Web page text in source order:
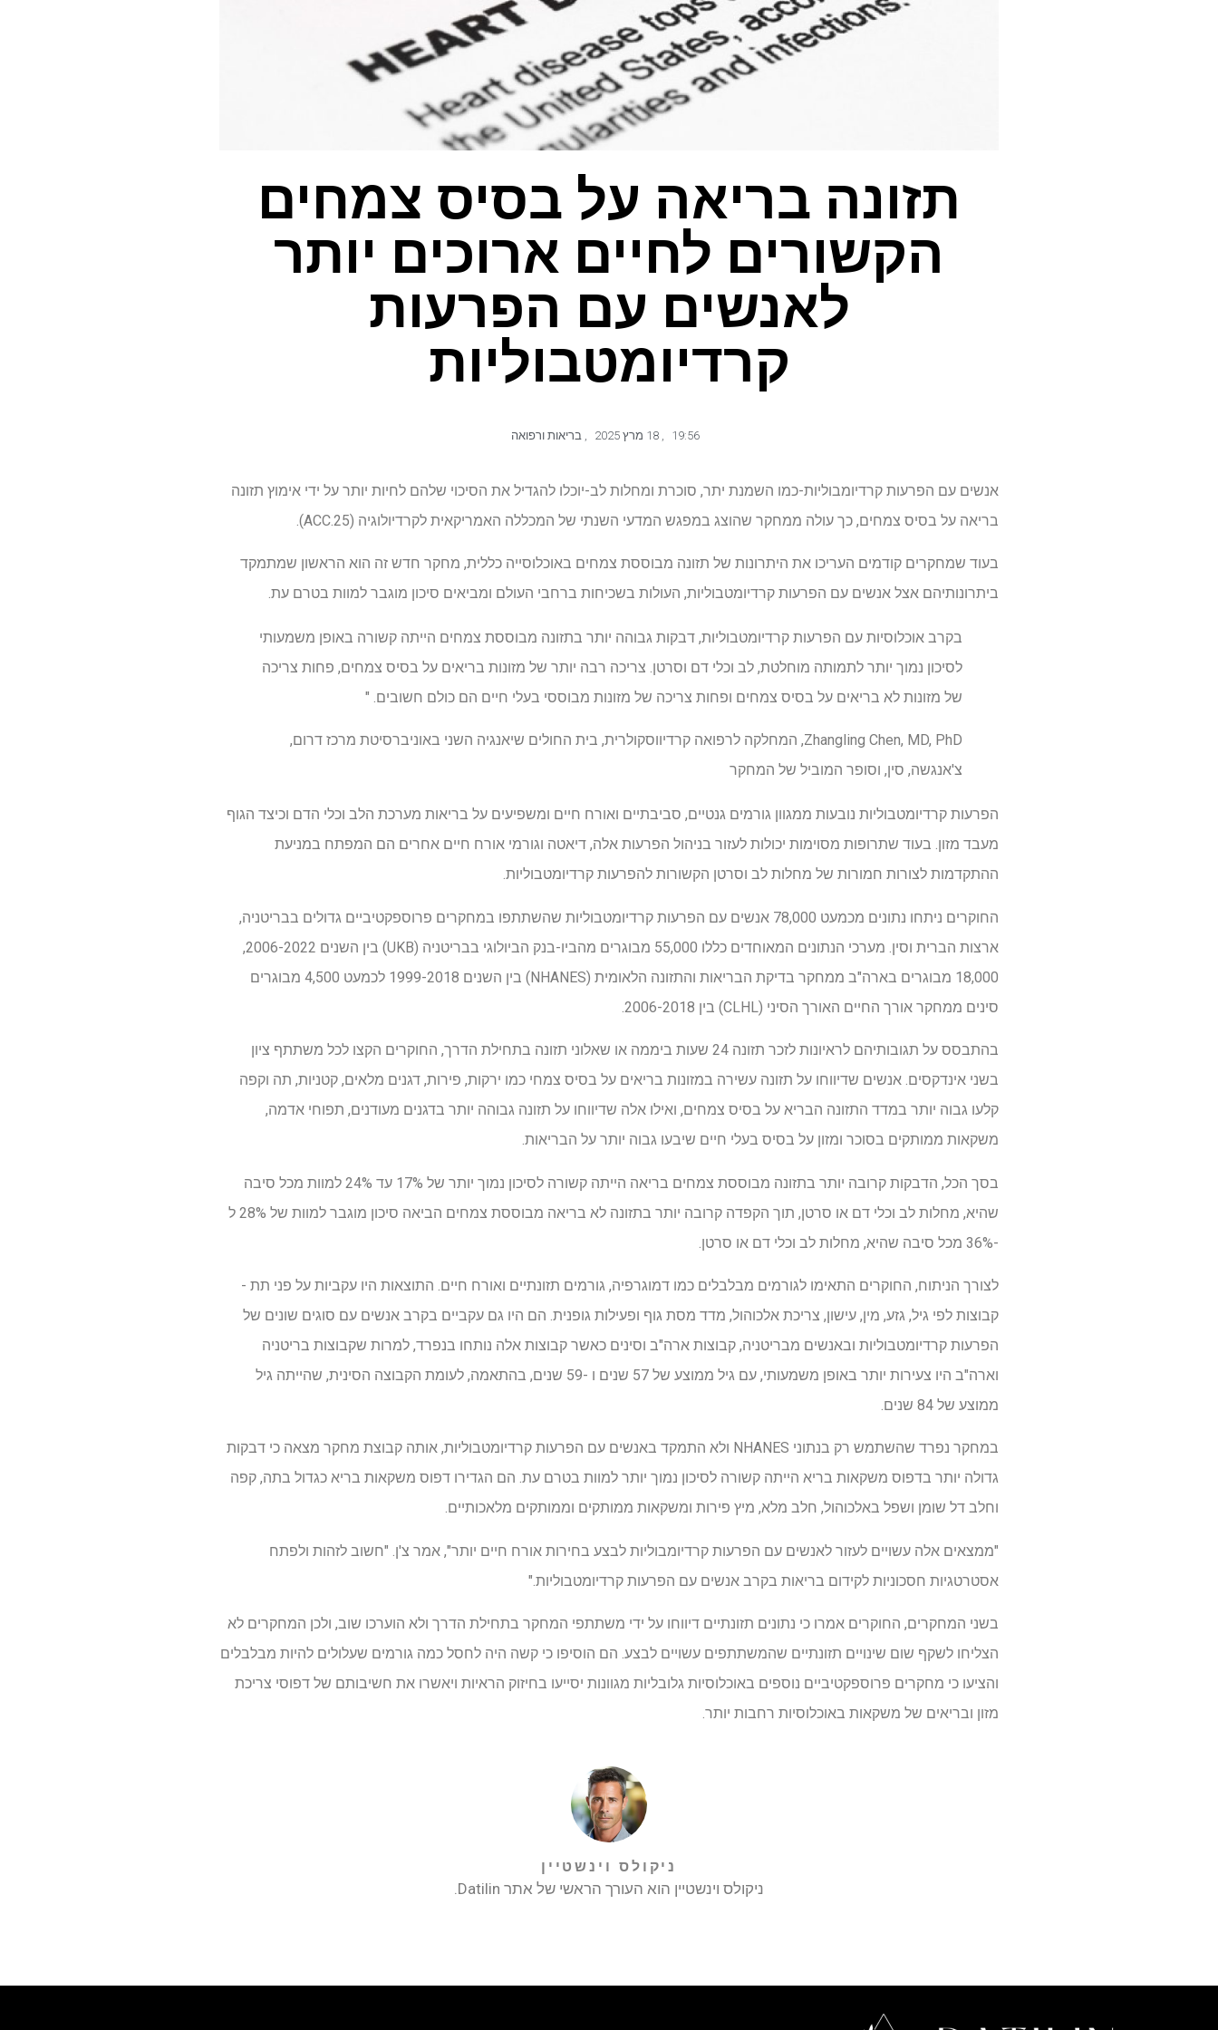
תזונה בריאה על בסיס צמחים
הקשורים לחיים ארוכים יותר
לאנשים עם הפרעות
קרדיומטבוליות
19:56
,
, בריאות ורפואה
אנשים עם הפרעות קרדיומבוליות-כמו השמנת יתר, סוכרת ומחלות לב-יוכלו להגדיל את הסיכוי שלהם לחיות יותר על ידי אימוץ תזונה
בריאה על בסיס צמחים, כך עולה ממחקר שהוצג במפגש המדעי השנתי של המכללה האמריקאית לקרדיולוגיה (ACC.25).
בעוד שמחקרים קודמים העריכו את היתרונות של תזונה מבוססת צמחים באוכלוסייה כללית, מחקר חדש זה הוא הראשון שמתמקד
ביתרונותיהם אצל אנשים עם הפרעות קרדיומטבוליות, העולות בשכיחות ברחבי העולם ומביאים סיכון מוגבר למוות בטרם עת.
בקרב אוכלוסיות עם הפרעות קרדיומטבוליות, דבקות גבוהה יותר בתזונה מבוססת צמחים הייתה קשורה באופן משמעותי
לסיכון נמוך יותר לתמותה מוחלטת, לב וכלי דם וסרטן. צריכה רבה יותר של מזונות בריאים על בסיס צמחים, פחות צריכה
של מזונות לא בריאים על בסיס צמחים ופחות צריכה של מזונות מבוססי בעלי חיים הם כולם חשובים. "
Zhangling Chen, MD, PhD, המחלקה לרפואה קרדיווסקולרית, בית החולים שיאנגיה השני באוניברסיטת מרכז דרום,
צ'אנגשה, סין, וסופר המוביל של המחקר
הפרעות קרדיומטבוליות נובעות ממגוון גורמים גנטיים, סביבתיים ואורח חיים ומשפיעים על בריאות מערכת הלב וכלי הדם וכיצד הגוף
מעבד מזון. בעוד שתרופות מסוימות יכולות לעזור בניהול הפרעות אלה, דיאטה וגורמי אורח חיים אחרים הם המפתח במניעת
ההתקדמות לצורות חמורות של מחלות לב וסרטן הקשורות להפרעות קרדיומטבוליות.
החוקרים ניתחו נתונים מכמעט 78,000 אנשים עם הפרעות קרדיומטבוליות שהשתתפו במחקרים פרוספקטיביים גדולים בבריטניה,
ארצות הברית וסין. מערכי הנתונים המאוחדים כללו 55,000 מבוגרים מהביו-בנק הביולוגי בבריטניה (UKB) בין השנים 2006-2022,
18,000 מבוגרים בארה"ב ממחקר בדיקת הבריאות והתזונה הלאומית (NHANES) בין השנים 1999-2018 לכמעט 4,500 מבוגרים
סינים ממחקר אורך החיים האורך הסיני (CLHL) בין 2006-2018.
בהתבסס על תגובותיהם לראיונות לזכר תזונה 24 שעות ביממה או שאלוני תזונה בתחילת הדרך, החוקרים הקצו לכל משתתף ציון
בשני אינדקסים. אנשים שדיווחו על תזונה עשירה במזונות בריאים על בסיס צמחי כמו ירקות, פירות, דגנים מלאים, קטניות, תה וקפה
קלעו גבוה יותר במדד התזונה הבריא על בסיס צמחים, ואילו אלה שדיווחו על תזונה גבוהה יותר בדגנים מעודנים, תפוחי אדמה,
משקאות ממותקים בסוכר ומזון על בסיס בעלי חיים שיבעו גבוה יותר על הבריאות.
בסך הכל, הדבקות קרובה יותר בתזונה מבוססת צמחים בריאה הייתה קשורה לסיכון נמוך יותר של 17% עד 24% למוות מכל סיבה
שהיא, מחלות לב וכלי דם או סרטן, תוך הקפדה קרובה יותר בתזונה לא בריאה מבוססת צמחים הביאה סיכון מוגבר למוות של 28% ל
-36% מכל סיבה שהיא, מחלות לב וכלי דם או סרטן.
לצורך הניתוח, החוקרים התאימו לגורמים מבלבלים כמו דמוגרפיה, גורמים תזונתיים ואורח חיים. התוצאות היו עקביות על פני תת -
קבוצות לפי גיל, גזע, מין, עישון, צריכת אלכוהול, מדד מסת גוף ופעילות גופנית. הם היו גם עקביים בקרב אנשים עם סוגים שונים של
הפרעות קרדיומטבוליות ובאנשים מבריטניה, קבוצות ארה"ב וסינים כאשר קבוצות אלה נותחו בנפרד, למרות שקבוצות בריטניה
וארה"ב היו צעירות יותר באופן משמעותי, עם גיל ממוצע של 57 שנים ו -59 שנים, בהתאמה, לעומת הקבוצה הסינית, שהייתה גיל
ממוצע של 84 שנים.
במחקר נפרד שהשתמש רק בנתוני NHANES ולא התמקד באנשים עם הפרעות קרדיומטבוליות, אותה קבוצת מחקר מצאה כי דבקות
גדולה יותר בדפוס משקאות בריא הייתה קשורה לסיכון נמוך יותר למוות בטרם עת. הם הגדירו דפוס משקאות בריא כגדול בתה, קפה
וחלב דל שומן ושפל באלכוהול, חלב מלא, מיץ פירות ומשקאות ממותקים וממותקים מלאכותיים.
"ממצאים אלה עשויים לעזור לאנשים עם הפרעות קרדיומבוליות לבצע בחירות אורח חיים יותר", אמר צ'ן. "חשוב לזהות ולפתח
אסטרטגיות חסכוניות לקידום בריאות בקרב אנשים עם הפרעות קרדיומטבוליות."
בשני המחקרים, החוקרים אמרו כי נתונים תזונתיים דיווחו על ידי משתתפי המחקר בתחילת הדרך ולא הוערכו שוב, ולכן המחקרים לא
הצליחו לשקף שום שינויים תזונתיים שהמשתתפים עשויים לבצע. הם הוסיפו כי קשה היה לחסל כמה גורמים שעלולים להיות מבלבלים
והציעו כי מחקרים פרוספקטיביים נוספים באוכלוסיות גלובליות מגוונות יסייעו בחיזוק הראיות ויאשרו את חשיבותם של דפוסי צריכת
מזון ובריאים של משקאות באוכלוסיות רחבות יותר.
ניקולס וינשטיין
ניקולס וינשטיין הוא העורך הראשי של אתר Datilin.